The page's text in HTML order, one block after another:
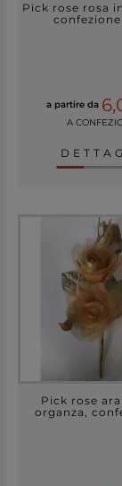
Pick rose rosa
confezione
a partire da
A
Pick rose
organza,